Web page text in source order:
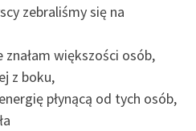
zebraliśmy się na
większości osób,
z boku,
płynącą od tych osób,